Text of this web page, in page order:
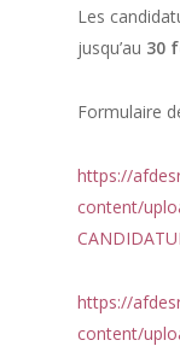
Les
jusqu’au 30
Formulaire
https://
content/
https://
content/